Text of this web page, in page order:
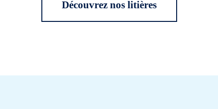
Découvrez nos litières